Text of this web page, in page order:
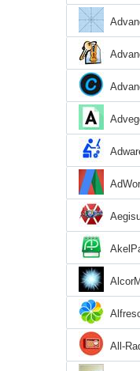
All-